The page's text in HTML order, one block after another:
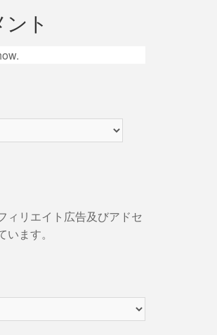
ト
ィリエイト広告及びアドセ
ます。